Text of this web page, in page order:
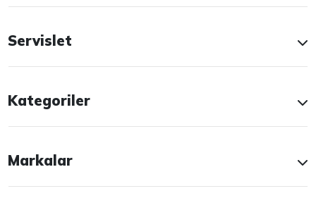
Servislet
Kategoriler
Markalar